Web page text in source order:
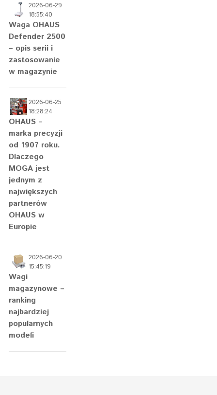
2026-06-29
18:55:40
Waga OHAUS
Defender 2500
– opis serii i
zastosowanie
w magazynie
2026-06-25
18:28:24
OHAUS –
marka precyzji
od 1907 roku.
Dlaczego
MOGA jest
jednym z
największych
partnerów
OHAUS w
Europie
2026-06-20
15:45:19
Wagi
magazynowe –
ranking
najbardziej
popularnych
modeli